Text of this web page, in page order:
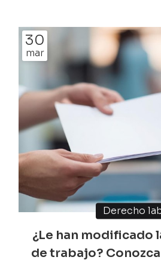
autorización administrativa
trámite, sino la garantía de
con la normativa vigente.
urbanística y
30
mar
¿Le han modificado
de trabajo?
Derecho